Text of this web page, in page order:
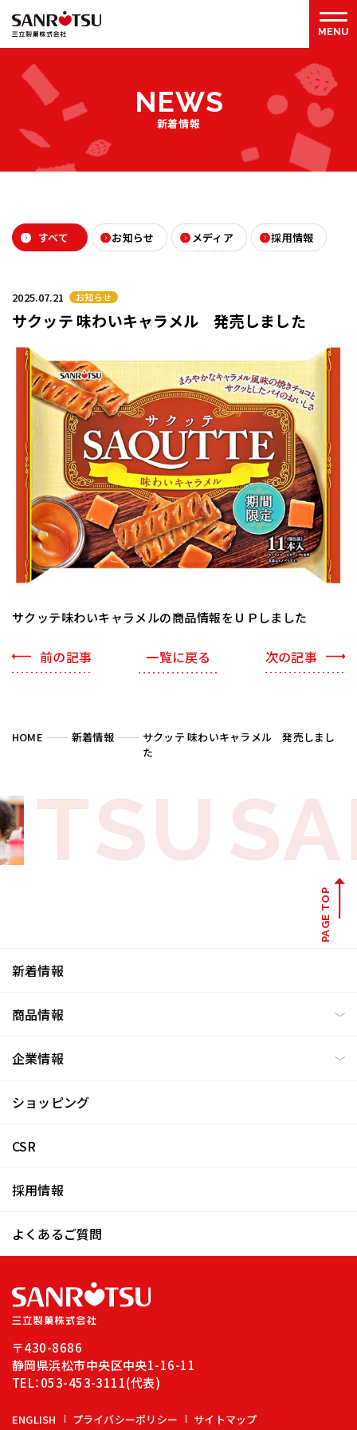
NEWS
新着情報
すべて お知らせ メディア 採用情報
2025.07.21 お知らせ
サクッテ 味わいキャラメル 発売しました
サクッテ味わいキャラメルの商品情報をＵＰしました
一覧に戻る
HOME 新着情報
サクッテ 味わいキャラメル 発売しまし
た
TSU
PAGE TOP
新着情報
商品情報
企業情報
ショッピング
CSR
採用情報
よくあるご質問
〒430-8686
静岡県浜松市中央区中央1-16-11
TEL：053-453-3111(代表)
ENGLISH プライバシーポリシー サイトマップ